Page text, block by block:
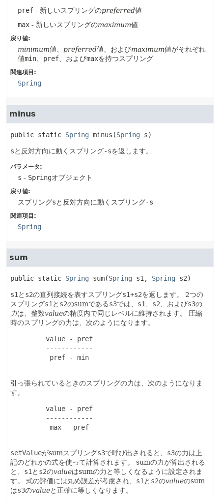
pref - 新しいスプリングのpreferred値
max - 新しいスプリングのmaximum値
戻り値:
minimum値、 preferred値、およびmaximum値がそれぞれ
値min pref 、およびmaxを持つスプリング
関連項目:
Spring
minus
public static Spring minus (Spring s)
sと反対方向に動くスプリング-sを返します。
パラメータ:
s - Springオブジェクト
戻り値:
スプリングsと反対方向に動くスプリング-s
関連項目:
Spring
sum
public static Spring sum(Spring s1, Spring s2)
s1 と s2の直列接続を表すスプリングs1+s2を返します。
2つの
スプリングs1 と s2のsumであるs3では、 s1 s2 、およびs3の
力は、整数valueの精度内で同じレベルに維持されます。
圧縮
時のスプリングの力は、次のようになります。
         value - pref
         ------------
          pref - min
引っ張られているときのスプリングの力は、次のようになりま
す。
         value - pref
         ------------
          max - pref
setValueがsumスプリングs3で呼び出されると、 s3の力は上
記のどれかの式を使って計算されます。
sumの力が算出される
と、 s1 と s2のvalueはsumの力と等しくなるように設定されま
す。
式の評価には丸め誤差が考慮され、 s1 と s2のvalueのsum
はs3のvalueと正確に等しくなります。